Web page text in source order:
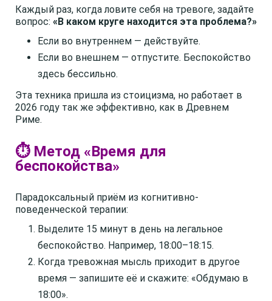
Каждый раз, когда ловите себя на тревоге, задайте
вопрос: «В каком круге находится эта проблема?»
Если во внутреннем — действуйте.
Если во внешнем — отпустите. Беспокойство
здесь бессильно.
Эта техника пришла из стоицизма, но работает в
2026 году так же эффективно, как в Древнем
Риме.
⏱️ Метод «Время для
беспокойства»
Парадоксальный приём из когнитивно-
поведенческой терапии:
Выделите 15 минут в день на легальное
беспокойство. Например, 18:00–18:15.
Когда тревожная мысль приходит в другое
время — запишите её и скажите: «Обдумаю в
18:00».